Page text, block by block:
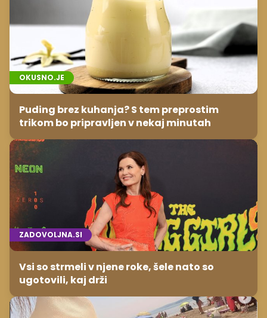
OKUSNO.JE
Puding brez kuhanja? S tem preprostim
trikom bo pripravljen v nekaj minutah
ZADOVOLJNA.SI
Vsi so strmeli v njene roke, šele nato so
ugotovili, kaj drži